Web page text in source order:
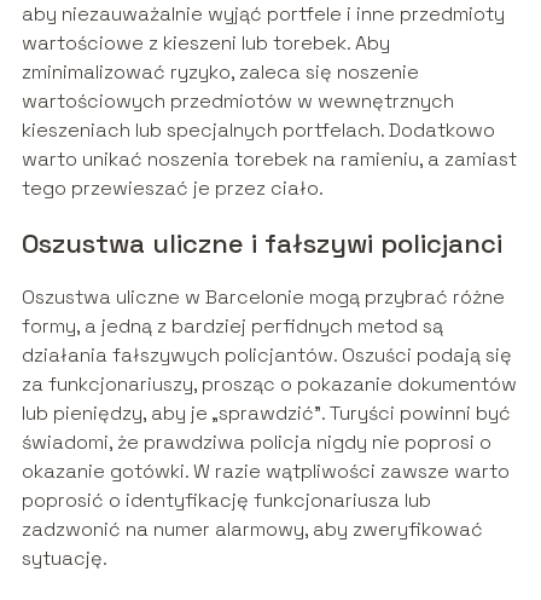
aby niezauważalnie wyjąć portfele i inne przedmioty
wartościowe z kieszeni lub torebek. Aby
zminimalizować ryzyko, zaleca się noszenie
wartościowych przedmiotów w wewnętrznych
kieszeniach lub specjalnych portfelach. Dodatkowo
warto unikać noszenia torebek na ramieniu, a zamiast
tego przewieszać je przez ciało.
Oszustwa uliczne i fałszywi policjanci
Oszustwa uliczne w Barcelonie mogą przybrać różne
formy, a jedną z bardziej perfidnych metod są
działania fałszywych policjantów. Oszuści podają się
za funkcjonariuszy, prosząc o pokazanie dokumentów
lub pieniędzy, aby je „sprawdzić”. Turyści powinni być
świadomi, że prawdziwa policja nigdy nie poprosi o
okazanie gotówki. W razie wątpliwości zawsze warto
poprosić o identyfikację funkcjonariusza lub
zadzwonić na numer alarmowy, aby zweryfikować
sytuację.